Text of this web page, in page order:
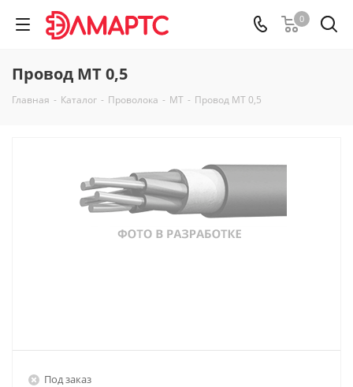
0
Провод МТ 0,5
Главная - Каталог - Проволока - МТ - Провод МТ 0,5
Под заказ